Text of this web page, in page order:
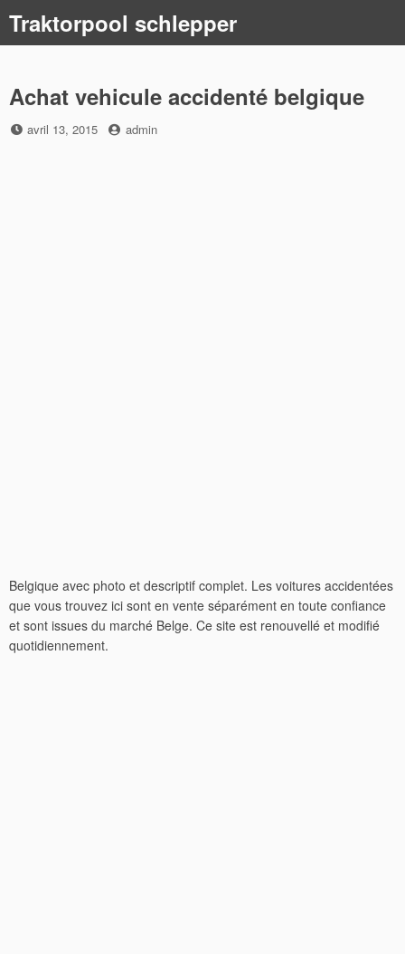
content
Traktorpool schlepper
Achat vehicule accidenté belgique
Posted
avril 13, 2015 by
admin
Belgique avec photo et descriptif complet. Les voitures accidentées
que vous trouvez ici sont en vente séparément en toute confiance
et sont issues du marché Belge. Ce site est renouvellé et modifié
quotidiennement.